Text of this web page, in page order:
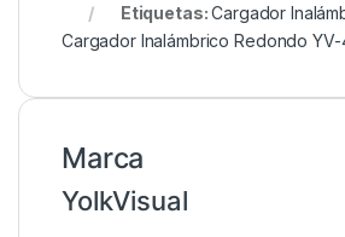
Etiquetas:Cargador
Cargador Inalámbrico Redondo YV-
Marca
YolkVisual